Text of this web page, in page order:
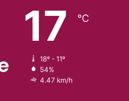
17 ℃
18º - 11º
54%
4.47 km/h